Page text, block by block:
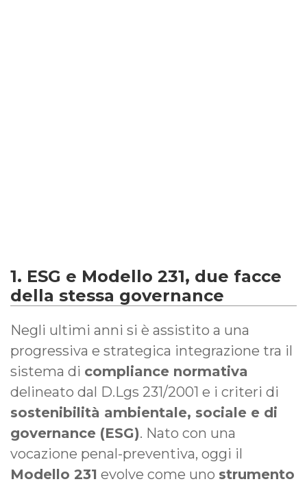
1. ESG e Modello 231, due facce
della stessa governance
Negli ultimi anni si è assistito a una
progressiva e strategica integrazione tra il
sistema di compliance normativa
delineato dal D.Lgs 231/2001 e i criteri di
sostenibilità ambientale, sociale e di
governance (ESG). Nato con una
vocazione penal-preventiva, oggi il
Modello 231 evolve come uno strumento